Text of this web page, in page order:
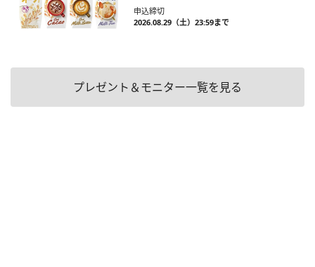
申込締切
2026.08.29（土）23:59まで
プレゼント＆モニター一覧を見る